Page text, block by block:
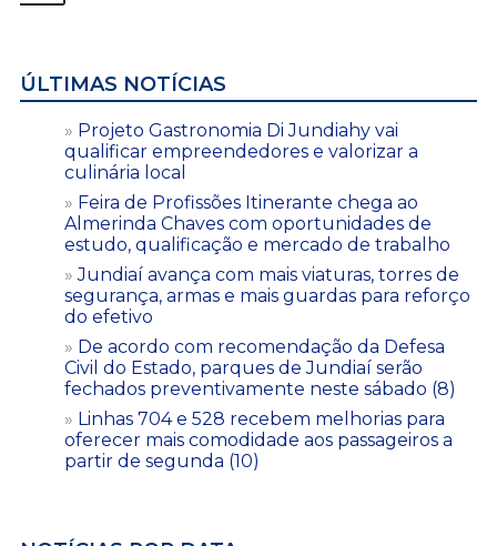
ÚLTIMAS NOTÍCIAS
Projeto Gastronomia Di Jundiahy vai
qualificar empreendedores e valorizar a
culinária local
Feira de Profissões Itinerante chega ao
Almerinda Chaves com oportunidades de
estudo, qualificação e mercado de trabalho
Jundiaí avança com mais viaturas, torres de
segurança, armas e mais guardas para reforço
do efetivo
De acordo com recomendação da Defesa
Civil do Estado, parques de Jundiaí serão
fechados preventivamente neste sábado (8)
Linhas 704 e 528 recebem melhorias para
oferecer mais comodidade aos passageiros a
partir de segunda (10)